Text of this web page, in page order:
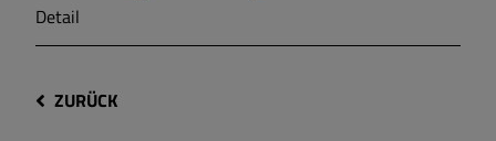
Detail
ZURÜCK